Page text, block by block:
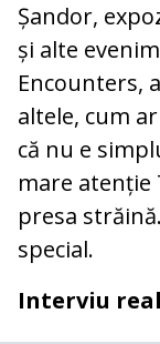
Șandor,
și alte
Encounters,
altele, cum
că nu e
mare atenție
presa
special.
Interviu